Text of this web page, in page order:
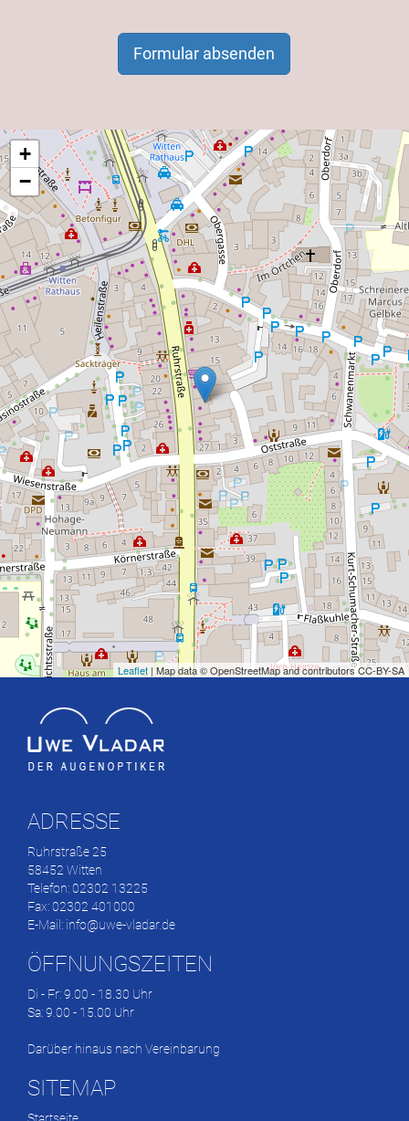
Formular absenden
+
−
Leaflet | Map data © OpenStreetMap and contributors CC-BY-SA
ADRESSE
Ruhrstraße 25
58452 Witten
Telefon: 02302 13225
Fax: 02302 401000
E-Mail: info@uwe-vladar.de
ÖFFNUNGSZEITEN
Di - Fr: 9.00 - 18.30 Uhr
Sa: 9.00 - 15.00 Uhr
Darüber hinaus nach Vereinbarung
SITEMAP